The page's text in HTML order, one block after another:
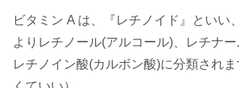
ビタミン A は、『レチノイド』といい
よりレチノール(アルコール)、レチナー
レチノイン酸(カルボン酸)に分類され